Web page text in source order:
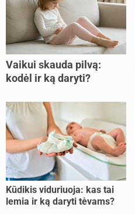
Vaikui skauda pilvą:
kodėl ir ką daryti?
Kūdikis viduriuoja: kas tai
lemia ir ką daryti tėvams?